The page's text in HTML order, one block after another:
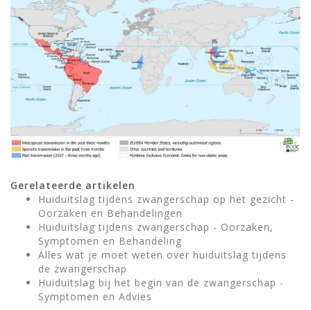
Gerelateerde artikelen
Huiduitslag tijdens zwangerschap op het gezicht -
Oorzaken en Behandelingen
Huiduitslag tijdens zwangerschap - Oorzaken,
Symptomen en Behandeling
Alles wat je moet weten over huiduitslag tijdens
de zwangerschap
Huiduitslag bij het begin van de zwangerschap -
Symptomen en Advies